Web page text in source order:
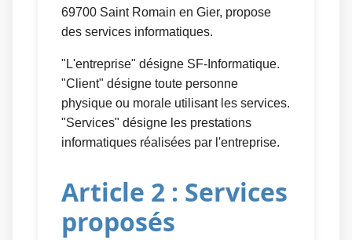
69700 Saint Romain en Gier, propose
des services informatiques.
"L'entreprise" désigne SF-Informatique.
"Client" désigne toute personne
physique ou morale utilisant les services.
"Services" désigne les prestations
informatiques réalisées par l'entreprise.
Article 2 : Services
proposés